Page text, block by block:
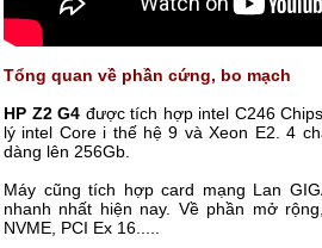
Tổng quan về phần cứng, bo mạch
HP Z2 G4 được tích hợp intel C246
lý intel Core i thế hệ 9 và Xeon E2. 4
dàng lên 256Gb.
Máy cũng tích hợp card mạng Lan
nhanh nhất hiện nay. Về phần mở
NVME, PCI Ex 16.....